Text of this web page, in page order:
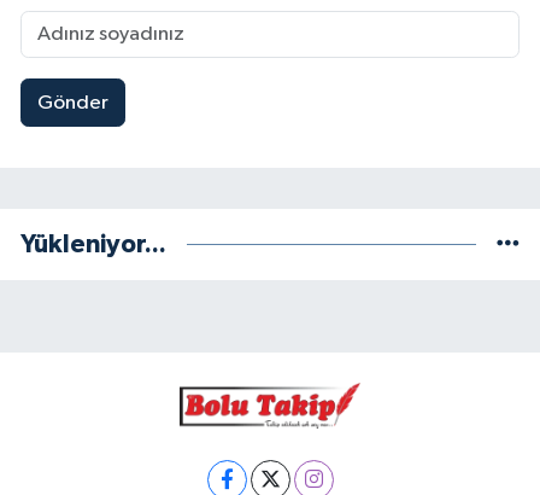
Gönder
Yükleniyor...